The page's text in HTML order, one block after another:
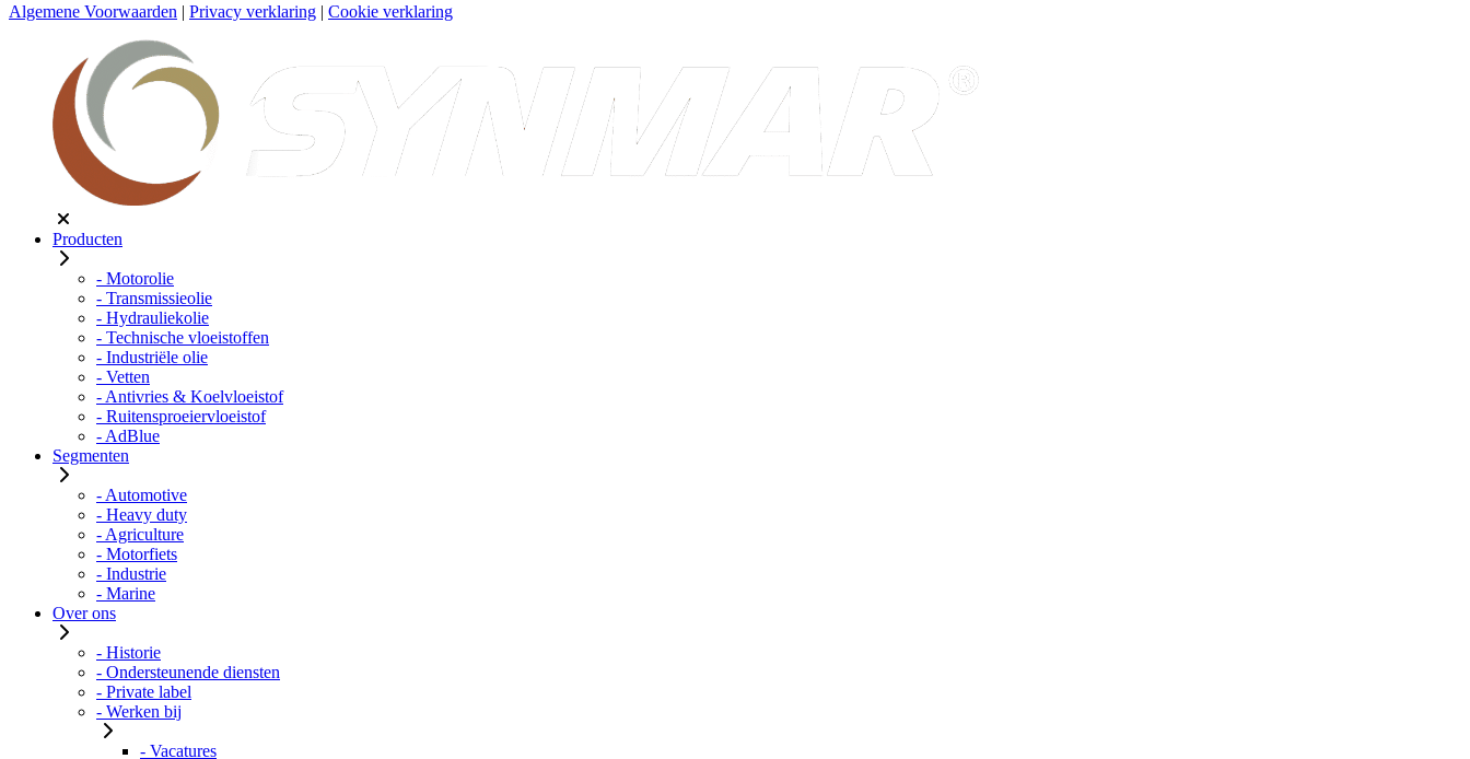
Algemene Voorwaarden | Privacy verklaring | Cookie verklaring
Producten
- Motorolie
- Transmissieolie
- Hydrauliekolie
- Technische vloeistoffen
- Industriële olie
- Vetten
- Antivries & Koelvloeistof
- Ruitensproeiervloeistof
- AdBlue
Segmenten
- Automotive
- Heavy duty
- Agriculture
- Motorfiets
- Industrie
- Marine
Over ons
- Historie
- Ondersteunende diensten
- Private label
- Werken bij
- Vacatures